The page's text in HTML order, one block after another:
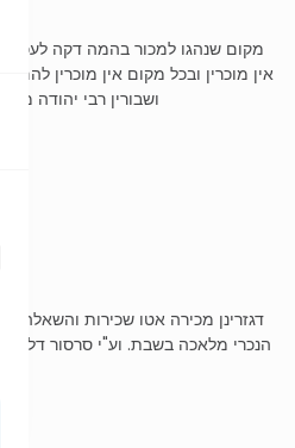
מקום שנהגו למכור בהמה דקה לעכו"ם
אין מוכרין ובכל מקום אין מוכרין להם
ושבורין רבי יהודה
דגזרינן מכירה אטו שכירות והשאלה
הנכרי מלאכה בשבת. וע"י סרסור דליכא